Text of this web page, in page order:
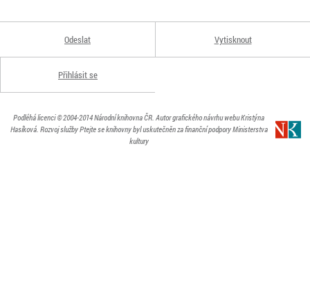
Odeslat Vytisknout
Přihlásit se
Podléhá licenci© 2004-2014Národní knihovna ČR. Autor grafického návrhu webu Kristýna
Hasíková. Rozvoj služby Ptejte se knihovny byl uskutečněn za finanční podpory Ministerstva
kultury